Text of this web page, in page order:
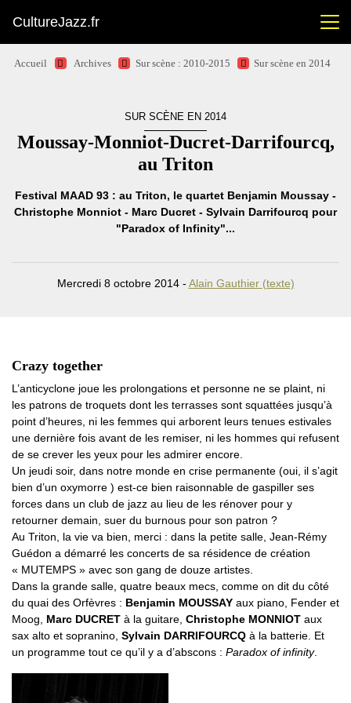
CultureJazz.fr
Accueil Archives Sur scène : 2010-2015 Sur scène en 2014
SUR SCÈNE EN 2014
Moussay-Monniot-Ducret-Darrifourcq,
au Triton
Festival MAAD 93 : au Triton, le quartet Benjamin Moussay -
Christophe Monniot - Marc Ducret - Sylvain Darrifourcq pour
"Paradox of Infinity"...
Mercredi 8 octobre 2014 - Alain Gauthier (texte)
Crazy together
L’anticyclone joue les prolongations et personne ne se plaint, ni
les patrons de troquets dont les terrasses sont squattées jusqu’à
point d’heures, ni les femmes qui arborent leurs tenues estivales
une dernière fois avant de les remiser, ni les hommes qui refusent
de se crever les yeux pour les admirer encore.
Un jeudi soir, dans notre monde en crise permanente (oui, il s’agit
bien d’un oxymorre ) est-ce bien raisonnable de gaspiller ses
forces dans un club de jazz au lieu de les rénover pour y
retourner demain, suer du burnous pour son patron ?
Au Triton, la vie va bien, merci : dans la petite salle, Jean-Rémy
Guédon a démarré les concerts de sa résidence de création
« MUTEMPS » avec son gang de douze artistes.
Dans la grande salle, quatre beaux mecs, comme on dit du côté
du quai des Orfèvres : Benjamin MOUSSAY aux piano, Fender et
Moog, Marc DUCRET à la guitare, Christophe MONNIOT aux
sax alto et sopranino, Sylvain DARRIFOURCQ à la batterie. Et
un programme tout ce qu’il y a d’abscons : Paradox of infinity.